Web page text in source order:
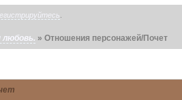
любовь. »Отношения персонажей/Почет